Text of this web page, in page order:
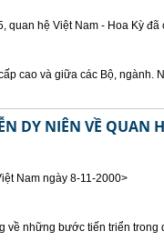
quan hệ Việt Nam - Hoa Kỳ
cao và giữa các Bộ, ngành.
DY NIÊN VỀ QUAN
Nam ngày 8-11-2000>
về những bước tiến triển trong